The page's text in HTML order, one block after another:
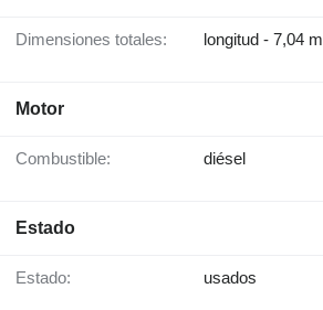
Dimensiones totales: longitud - 7,04 m
Motor
Combustible: diésel
Estado
Estado: usados